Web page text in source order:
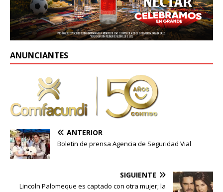
ANUNCIANTES
ANTERIOR
Boletin de prensa Agencia de Seguridad Vial
SIGUIENTE
Lincoln Palomeque es captado con otra mujer; la